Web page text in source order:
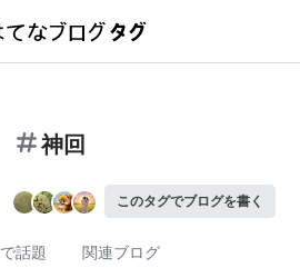
神回
このタグでブログを書く
話題 関連ブログ